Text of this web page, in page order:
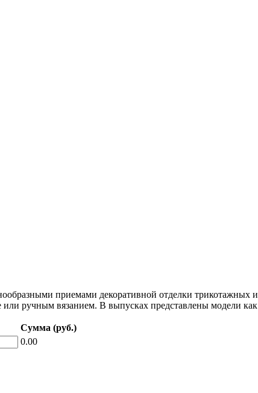
приемами декоративной отделки трикотажных
ручным вязанием. В выпусках представлены модели
Сумма (руб.)
0.00